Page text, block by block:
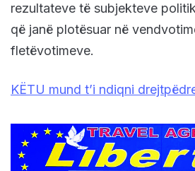
rezultateve të subjekteve
që janë plotësuar në
fletëvotimeve.
KËTU mund t’i ndiqni